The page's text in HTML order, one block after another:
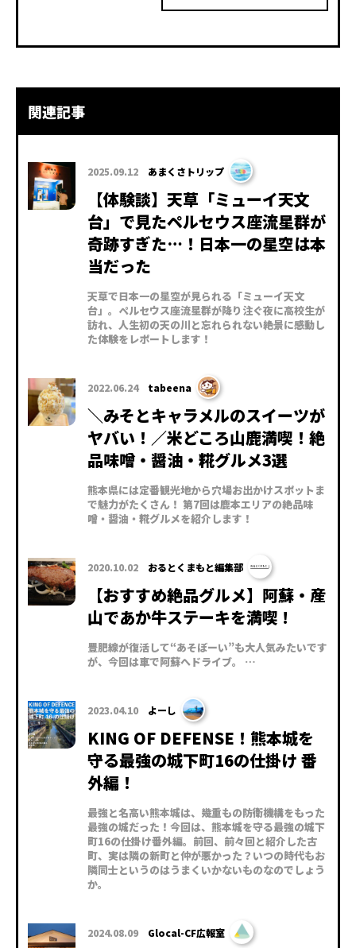
関連記事
2025.09.12 あまくさトリップ
【体験談】天草「ミューイ天文
台」で見たペルセウス座流星群が
奇跡すぎた…！日本一の星空は本
当だった
天草で日本一の星空が見られる「ミューイ天文
台」。ペルセウス座流星群が降り注ぐ夜に高校生が
訪れ、人生初の天の川と忘れられない絶景に感動し
た体験をレポートします！
2022.06.24 tabeena
＼みそとキャラメルのスイーツが
ヤバい！／米どころ山鹿満喫！絶
品味噌・醤油・糀グルメ3選
熊本県には定番観光地から穴場お出かけスポットま
で魅力がたくさん！ 第7回は鹿本エリアの絶品味
噌・醤油・糀グルメを紹介します！
2020.10.02 おるとくまもと編集部
【おすすめ絶品グルメ】阿蘇・産
山であか牛ステーキを満喫 !
豊肥線が復活して“あそぼーい”も大人気みたいです
が、今回は車で阿蘇へドライブ。 …
2023.04.10 よーし
KING OF DEFENSE！熊本城を
守る最強の城下町16の仕掛け 番
外編！
最強と名高い熊本城は、幾重もの防衛機構をもった
最強の城だった！今回は、熊本城を守る最強の城下
町16の仕掛け番外編。前回、前々回と紹介した古
町、実は隣の新町と仲が悪かった？いつの時代もお
隣同士というのはうまくいかないものなのでしょう
か。
2024.08.09 Glocal-CF広報室